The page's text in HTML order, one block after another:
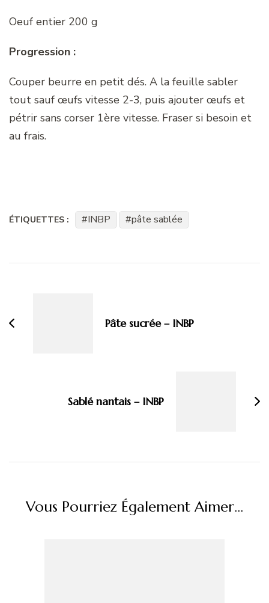
Oeuf entier 200 g
Progression :
Couper beurre en petit dés. A la feuille sabler
tout sauf œufs vitesse 2-3, puis ajouter œufs et
pétrir sans corser 1ère vitesse. Fraser si besoin et
au frais.
ÉTIQUETTES : INBP pâte sablée
Pâte sucrée – INBP
Sablé nantais – INBP
Vous Pourriez Également Aimer...